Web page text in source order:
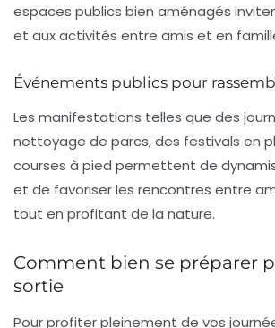
espaces publics bien aménagés
et aux activités entre amis et en
Événements publics pour
Les manifestations telles que des
nettoyage de parcs, des festivals en
courses à pied permettent de
et de favoriser les rencontres entre
tout en profitant de la nature.
Comment bien se préparer
sortie
Pour profiter pleinement de vos